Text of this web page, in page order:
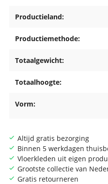
Altijd gratis bezorging
Binnen 5 werkdagen
Vloerkleden uit eigen
Grootste collectie van
Gratis retourneren
Productieland:
Productiemethode:
Totaalgewicht:
Totaalhoogte:
Vorm: